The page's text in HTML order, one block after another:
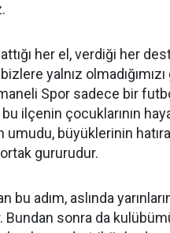
her el, verdiği her
yalnız
Spor sadece bir
ilçenin çocuklarının
umudu, büyüklerinin
gururudur.
bu adım, aslında
Bundan sonra da